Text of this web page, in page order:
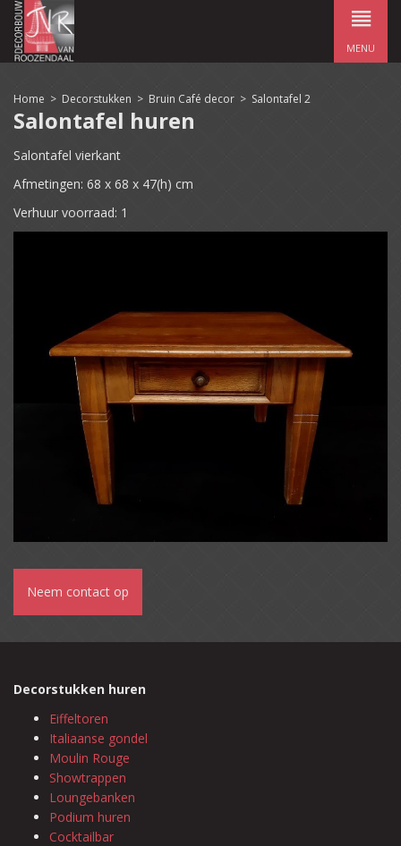
MENU
Home > Decorstukken > Bruin Café decor > Salontafel 2
Salontafel huren
Salontafel vierkant
Afmetingen: 68 x 68 x 47(h) cm
Verhuur voorraad: 1
Neem contact op
Decorstukken huren
Eiffeltoren
Italiaanse gondel
Moulin Rouge
Showtrappen
Loungebanken
Podium huren
Cocktailbar